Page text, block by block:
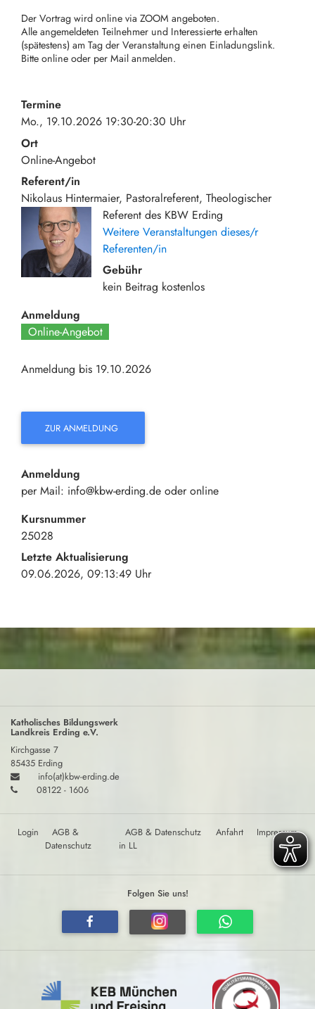
Der Vortrag wird online via ZOOM angeboten.
Alle angemeldeten Teilnehmer und Interessierte erhalten
(spätestens) am Tag der Veranstaltung einen Einladungslink.
Bitte online oder per Mail anmelden.
Termine
Mo., 19.10.2026 19:30-20:30 Uhr
Ort
Online-Angebot
Referent/in
Nikolaus Hintermaier, Pastoralreferent, Theologischer
Referent des KBW Erding
Weitere Veranstaltungen dieses/r
Referenten/in
Gebühr
kein Beitrag kostenlos
Anmeldung
Online-Angebot
Anmeldung bis 19.10.2026
ZUR ANMELDUNG
Anmeldung
per Mail: info@kbw-erding.de oder online
Kursnummer
25028
Letzte Aktualisierung
09.06.2026, 09:13:49 Uhr
Katholisches Bildungswerk
Landkreis Erding e.V.
Kirchgasse 7
85435 Erding
info(at)kbw-erding.de
08122 - 1606
Login
AGB &
Datenschutz
AGB & Datenschutz
in LL
Anfahrt Impressum
Folgen Sie uns!